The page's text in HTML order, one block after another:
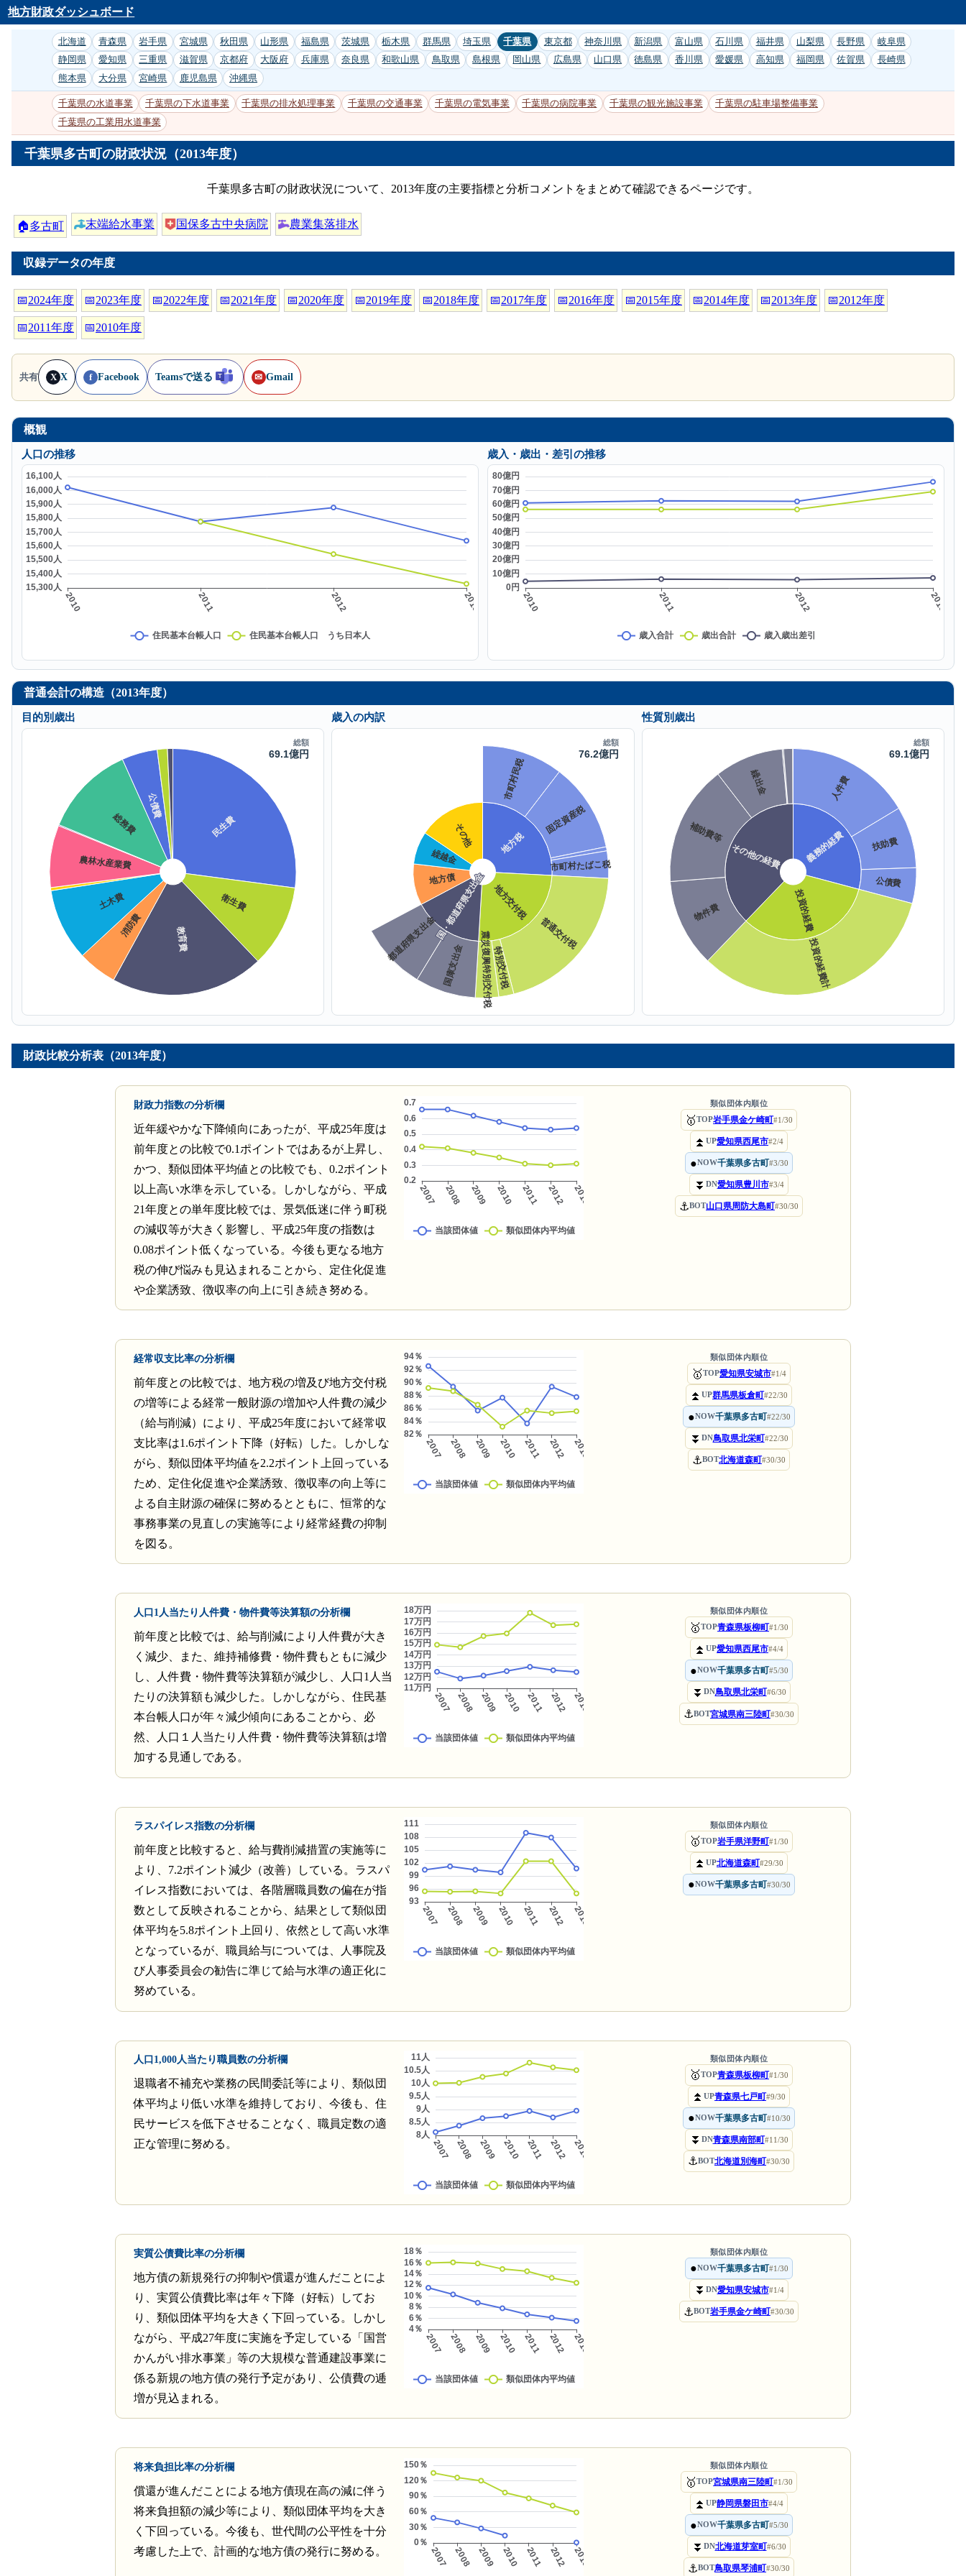
地方財政ダッシュボード
北海道 青森県 岩手県 宮城県 秋田県 山形県 福島県 茨城県 栃木県 群馬県 埼玉県 千葉県 東京都 神奈川県 新潟県 富山県 石川県 福井県 山梨県 長野県
岐阜県
静岡県
愛知県 三重県 滋賀県 京都府 大阪府 兵庫県 奈良県 和歌山県 鳥取県 島根県 岡山県 広島県 山口県 徳島県 香川県 愛媛県 高知県 福岡県 佐賀県
長崎県
熊本県
大分県 宮崎県 鹿児島県 沖縄県
千葉県の水道事業 千葉県の下水道事業 千葉県の排水処理事業 千葉県の交通事業 千葉県の電気事業 千葉県の病院事業 千葉県の観光施設事業
千葉県の駐車場整備事業
千葉県の工業用水道事業
千葉県多古町の財政状況（2013年度）
千葉県多古町の財政状況について、2013年度の主要指標と分析コメントをまとめて確認できるページです。
🏠多古町 末端給水事業 国保多古中央病院 農業集落排水
収録データの年度
📅2024年度 📅2023年度 📅2022年度 📅2021年度 📅2020年度 📅2019年度 📅2018年度 📅2017年度 📅2016年度 📅2015年度 📅2014年度 📅2013年度 📅2012年度
📅2011年度 📅2010年度
共有 X X f Facebook Teamsで送る ✉ Gmail
概観
人口の推移
歳入・歳出・差引の推移
普通会計の構造（2013年度）
目的別歳出
歳入の内訳 性質別歳出
財政比較分析表（2013年度）
財政力指数の分析欄
近年緩やかな下降傾向にあったが、平成25年度は
前年度との比較で0.1ポイントではあるが上昇し、
かつ、類似団体平均値との比較でも、0.2ポイント
以上高い水準を示している。しかしながら、平成
21年度との単年度比較では、景気低迷に伴う町税
の減収等が大きく影響し、平成25年度の指数は
0.08ポイント低くなっている。今後も更なる地方
税の伸び悩みも見込まれることから、定住化促進
や企業誘致、徴収率の向上に引き続き努める。
類似団体内順位
🥇TOP岩手県金ケ崎町#1/30
⏫ UP愛知県西尾市#2/4
●NOW千葉県多古町#3/30
⏬ DN愛知県豊川市#3/4
⚓BOT山口県周防大島町#30/30
経常収支比率の分析欄
前年度との比較では、地方税の増及び地方交付税
の増等による経常一般財源の増加や人件費の減少
（給与削減）により、平成25年度において経常収
支比率は1.6ポイント下降（好転）した。しかしな
がら、類似団体平均値を2.2ポイント上回っている
ため、定住化促進や企業誘致、徴収率の向上等に
よる自主財源の確保に努めるとともに、恒常的な
事務事業の見直しの実施等により経常経費の抑制
を図る。
類似団体内順位
🥇TOP愛知県安城市#1/4
⏫ UP群馬県板倉町#22/30
●NOW千葉県多古町#22/30
⏬ DN鳥取県北栄町#22/30
⚓BOT北海道森町#30/30
人口1人当たり人件費・物件費等決算額の分析欄
前年度と比較では、給与削減により人件費が大き
く減少、また、維持補修費・物件費もともに減少
し、人件費・物件費等決算額が減少し、人口1人当
たりの決算額も減少した。しかしながら、住民基
本台帳人口が年々減少傾向にあることから、必
然、人口１人当たり人件費・物件費等決算額は増
加する見通しである。
類似団体内順位
🥇TOP青森県板柳町#1/30
⏫ UP愛知県西尾市#4/4
●NOW千葉県多古町#5/30
⏬ DN鳥取県北栄町#6/30
⚓BOT宮城県南三陸町#30/30
ラスパイレス指数の分析欄
前年度と比較すると、給与費削減措置の実施等に
より、7.2ポイント減少（改善）している。ラスパ
イレス指数においては、各階層職員数の偏在が指
数として反映されることから、結果として類似団
体平均を5.8ポイント上回り、依然として高い水準
となっているが、職員給与については、人事院及
び人事委員会の勧告に準じて給与水準の適正化に
努めている。
類似団体内順位
🥇TOP岩手県洋野町#1/30
⏫ UP北海道森町#29/30
●NOW千葉県多古町#30/30
人口1,000人当たり職員数の分析欄
退職者不補充や業務の民間委託等により、類似団
体平均より低い水準を維持しており、今後も、住
民サービスを低下させることなく、職員定数の適
正な管理に努める。
類似団体内順位
🥇TOP青森県板柳町#1/30
⏫ UP青森県七戸町#9/30
●NOW千葉県多古町#10/30
⏬ DN青森県南部町#11/30
⚓BOT北海道別海町#30/30
実質公債費比率の分析欄
地方債の新規発行の抑制や償還が進んだことによ
り、実質公債費比率は年々下降（好転）してお
り、類似団体平均を大きく下回っている。しかし
ながら、平成27年度に実施を予定している「国営
かんがい排水事業」等の大規模な普通建設事業に
係る新規の地方債の発行予定があり、公債費の逓
増が見込まれる。
類似団体内順位
●NOW千葉県多古町#1/30
⏬ DN愛知県安城市#1/4
⚓BOT岩手県金ケ崎町#30/30
将来負担比率の分析欄
償還が進んだことによる地方債現在高の減に伴う
将来負担額の減少等により、類似団体平均を大き
く下回っている。今後も、世代間の公平性を十分
考慮した上で、計画的な地方債の発行に努める。
類似団体内順位
🥇TOP宮城県南三陸町#1/30
⏫ UP静岡県磐田市#4/4
●NOW千葉県多古町#5/30
⏬ DN北海道芽室町#6/30
⚓BOT鳥取県琴浦町#30/30